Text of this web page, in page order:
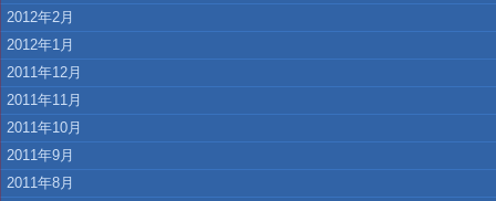
2012年2月
2012年1月
2011年12月
2011年11月
2011年10月
2011年9月
2011年8月